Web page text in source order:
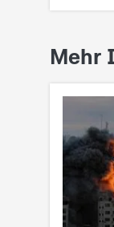
Mehr